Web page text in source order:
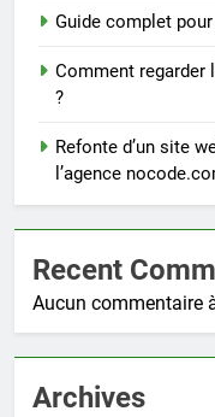
Guide complet
Comment regarder
?
Refonte d’un site
l’agence
Recent
Aucun commentaire
Archives